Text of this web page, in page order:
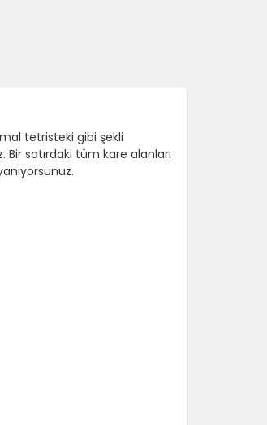
tetristeki gibi şekli
satırdaki tüm kare alanları